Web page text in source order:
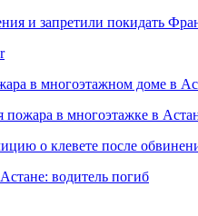
и запретили покидать
в многоэтажном доме в
пожара в многоэтажке в
о клевете после
водитель погиб